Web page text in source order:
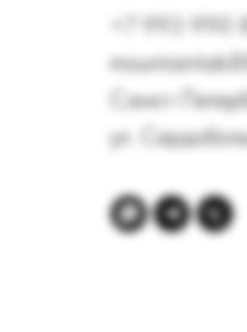
+7 993 990
Санкт-
ул.